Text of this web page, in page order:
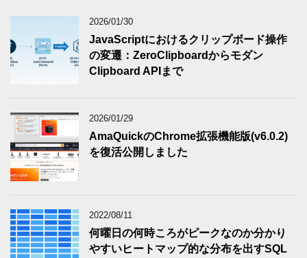
2026/01/30
JavaScriptにおけるクリップボード操作
の変遷：ZeroClipboardからモダン
Clipboard APIまで
2026/01/29
AmaQuickのChrome拡張機能版(v6.0.2)
を復活公開しました
2022/08/11
何曜日の何時ころがピークなのか分かり
やすいヒートマップ的な分布を出すSQL